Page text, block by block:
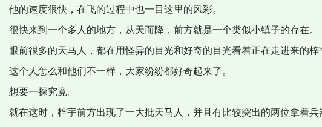
他的速度很快，在飞的过程中也一目这里的风彩。
很快来到一个多人的地方，从天而降，前方就是一个类似小镇子的存在。
眼前很多的天马人，都在用怪异的目光和好奇的目光看着正在走进来的梓
这个人怎么和他们不一样，大家纷纷都好奇起来了。
想要一探究竟。
就在这时，梓宇前方出现了一大批天马人，并且有比较突出的两位拿着兵